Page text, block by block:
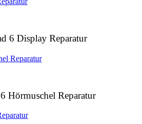
6 Display Reparatur
Hörmuschel Reparatur